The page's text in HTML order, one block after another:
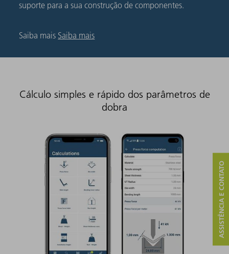
suporte para a sua construção de componentes.
Saiba mais Saiba mais
Cálculo simples e rápido dos parâmetros de
dobra
ASSISTÊNCIA E CONTATO